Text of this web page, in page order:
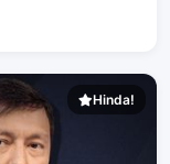
Hinda!